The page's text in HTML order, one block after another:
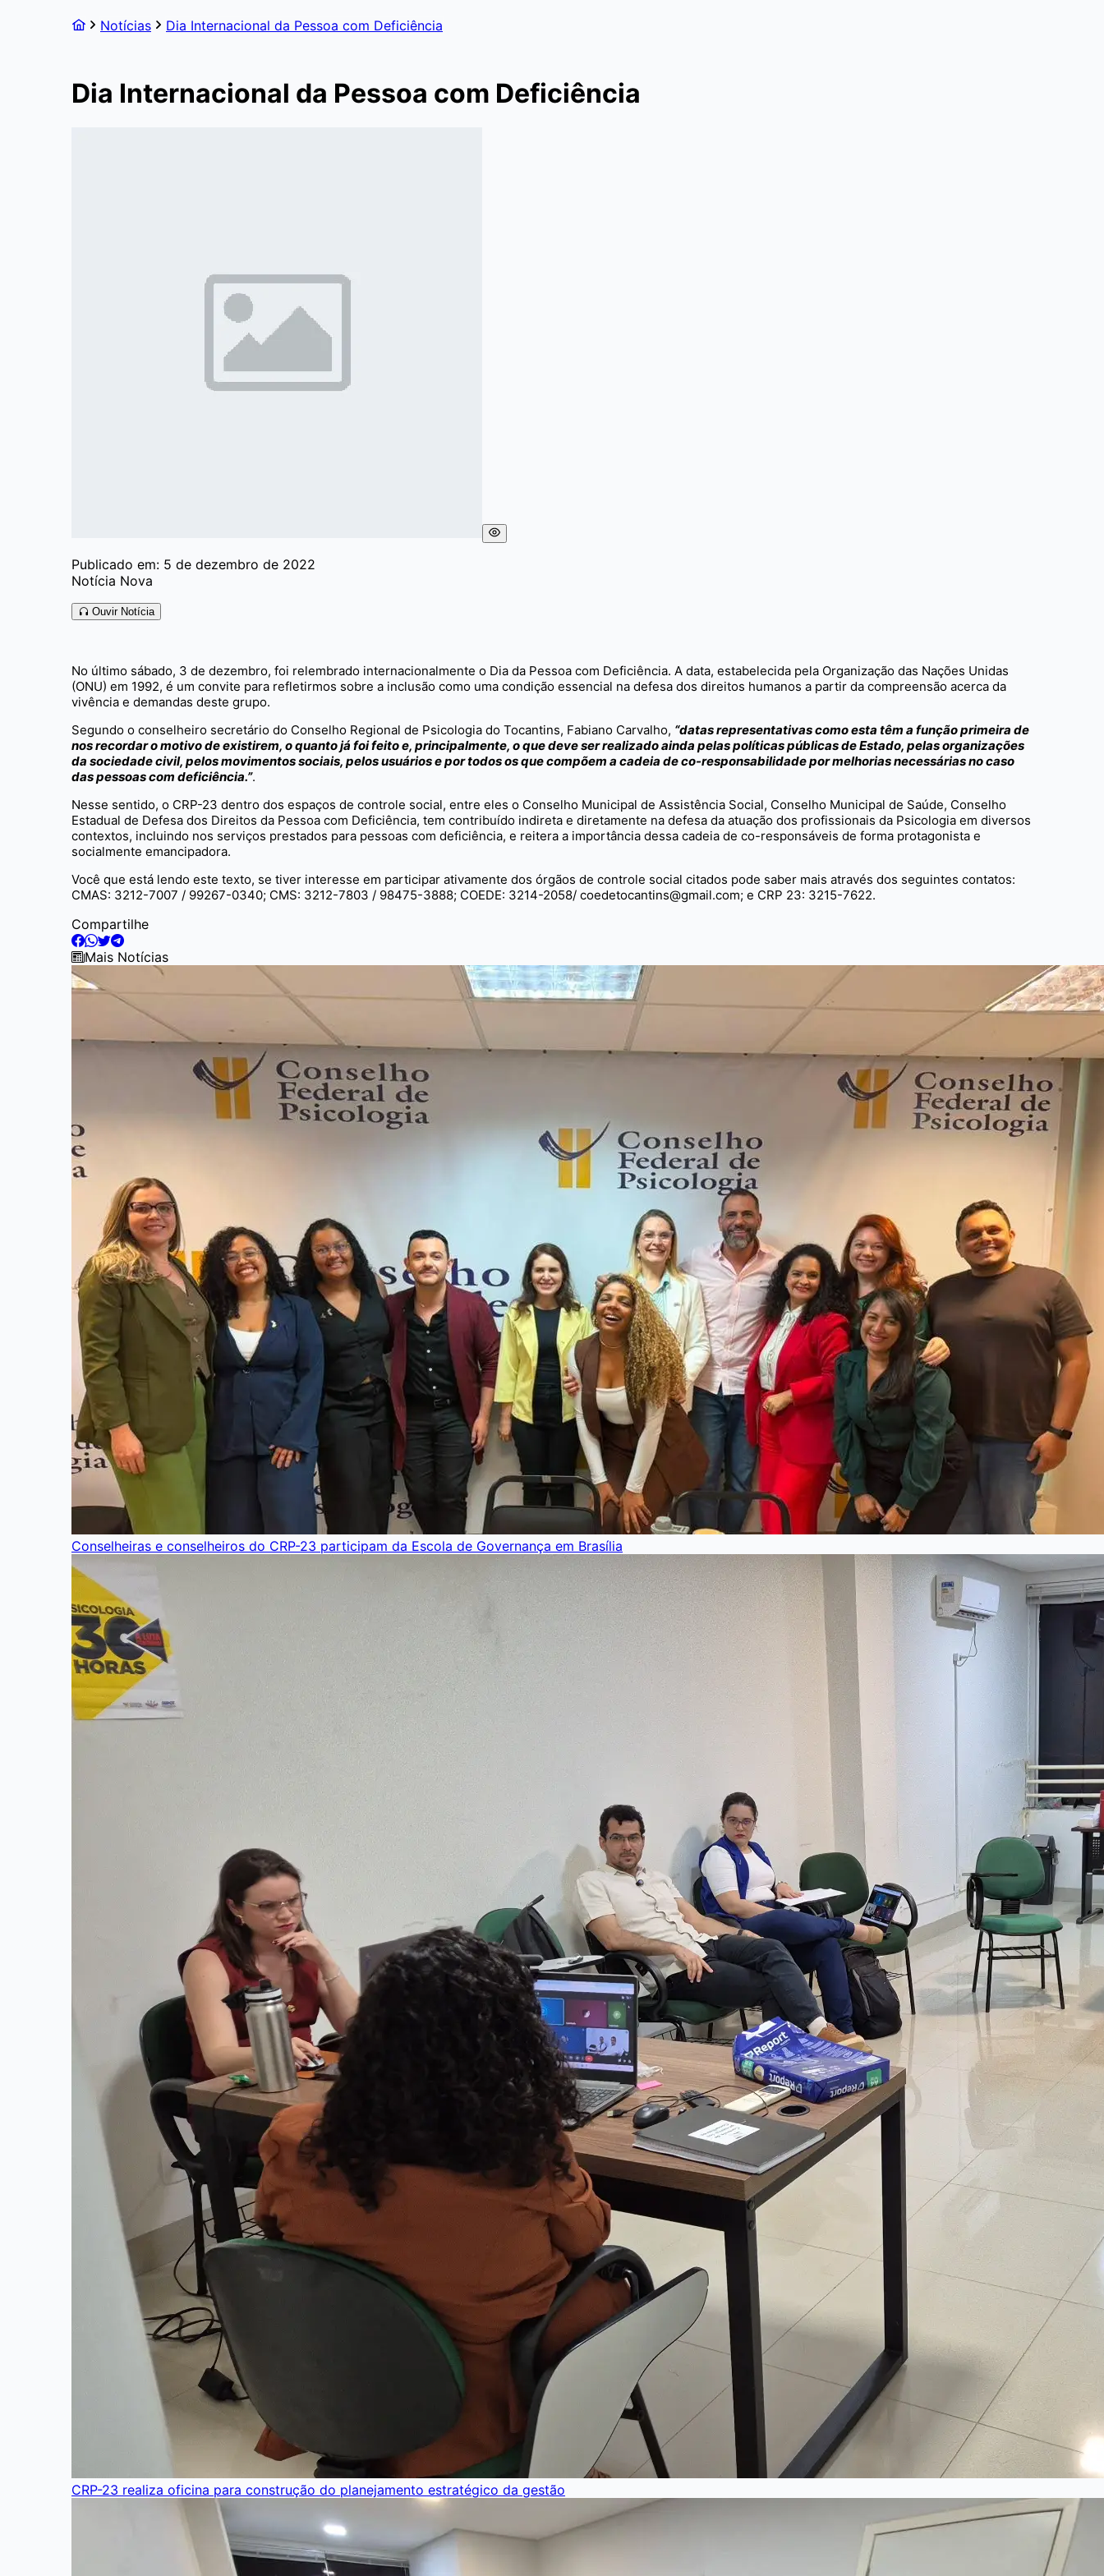
Notícias Dia Internacional da Pessoa com Deficiência
Dia Internacional da Pessoa com Deficiência
Publicado em: 5 de dezembro de 2022
Notícia Nova
Ouvir Notícia
No último sábado, 3 de dezembro, foi relembrado internacionalmente o Dia da Pessoa com Deficiência. A data, estabelecida pela Organização das Nações Unidas
(ONU) em 1992, é um convite para refletirmos sobre a inclusão como uma condição essencial na defesa dos direitos humanos a partir da compreensão acerca da
vivência e demandas deste grupo.
Segundo o conselheiro secretário do Conselho Regional de Psicologia do Tocantins, Fabiano Carvalho, “datas representativas como esta têm a função primeira de
nos recordar o motivo de existirem, o quanto já foi feito e, principalmente, o que deve ser realizado ainda pelas políticas públicas de Estado, pelas organizações
da sociedade civil, pelos movimentos sociais, pelos usuários e por todos os que compõem a cadeia de co-responsabilidade por melhorias necessárias no caso
das pessoas com deficiência.”.
Nesse sentido, o CRP-23 dentro dos espaços de controle social, entre eles o Conselho Municipal de Assistência Social, Conselho Municipal de Saúde, Conselho
Estadual de Defesa dos Direitos da Pessoa com Deficiência, tem contribuído indireta e diretamente na defesa da atuação dos profissionais da Psicologia em diversos
contextos, incluindo nos serviços prestados para pessoas com deficiência, e reitera a importância dessa cadeia de co-responsáveis de forma protagonista e
socialmente emancipadora.
Você que está lendo este texto, se tiver interesse em participar ativamente dos órgãos de controle social citados pode saber mais através dos seguintes contatos:
CMAS: 3212-7007 / 99267-0340; CMS: 3212-7803 / 98475-3888; COEDE: 3214-2058/ coedetocantins@gmail.com; e CRP 23: 3215-7622.
Compartilhe
Mais Notícias
Conselheiras e conselheiros do CRP-23 participam da Escola de Governança em Brasília
CRP-23 realiza oficina para construção do planejamento estratégico da gestão